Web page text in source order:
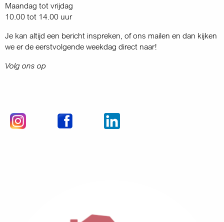
Maandag tot vrijdag
10.00 tot 14.00 uur
Je kan altijd een bericht inspreken, of ons mailen en dan kijken
we er de eerstvolgende weekdag direct naar!
Volg ons op